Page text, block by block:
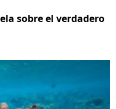
sobre el verdadero